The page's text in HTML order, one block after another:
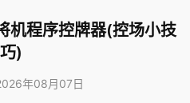
机程序控牌器(控场小技
巧)
年08月07日